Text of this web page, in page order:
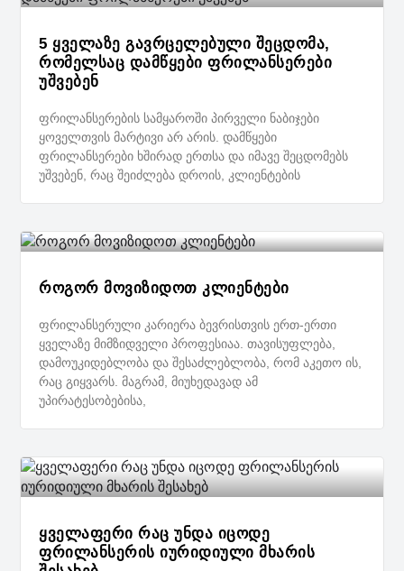
5 ყველაზე გავრცელებული შეცდომა,
რომელსაც დამწყები ფრილანსერები
უშვებენ
ფრილანსერების სამყაროში პირველი ნაბიჯები
ყოველთვის მარტივი არ არის. დამწყები
ფრილანსერები ხშირად ერთსა და იმავე შეცდომებს
უშვებენ, რაც შეიძლება დროის, კლიენტების
როგორ მოვიზიდოთ კლიენტები
ფრილანსერული კარიერა ბევრისთვის ერთ-ერთი
ყველაზე მიმზიდველი პროფესიაა. თავისუფლება,
დამოუკიდებლობა და შესაძლებლობა, რომ აკეთო ის,
რაც გიყვარს. მაგრამ, მიუხედავად ამ
უპირატესობებისა,
ყველაფერი რაც უნდა იცოდე
ფრილანსერის იურიდიული მხარის